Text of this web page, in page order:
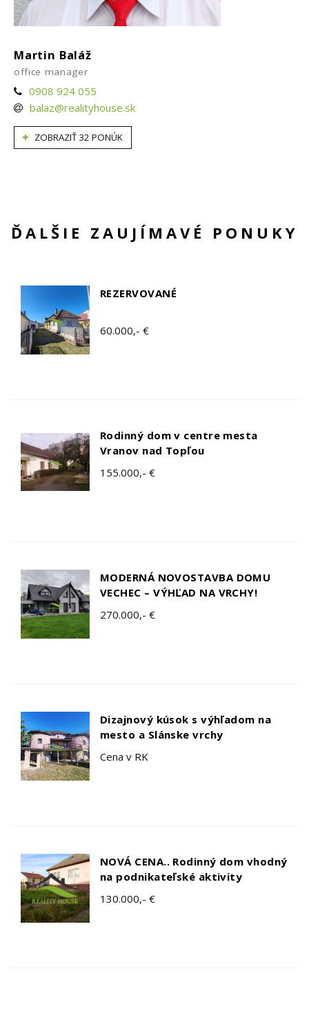
Martin Baláž
office manager
0908 924 055
balaz@realityhouse.sk
ZOBRAZIŤ 32 PONÚK
ĎALŠIE ZAUJÍMAVÉ PONUKY
REZERVOVANÉ
60.000,- €
Rodinný dom v centre mesta
Vranov nad Topľou
155.000,- €
MODERNÁ NOVOSTAVBA DOMU
VECHEC – VÝHĽAD NA VRCHY!
270.000,- €
Dizajnový kúsok s výhľadom na
mesto a Slánske vrchy
Cena v RK
NOVÁ CENA.. Rodinný dom vhodný
na podnikateľské aktivity
130.000,- €